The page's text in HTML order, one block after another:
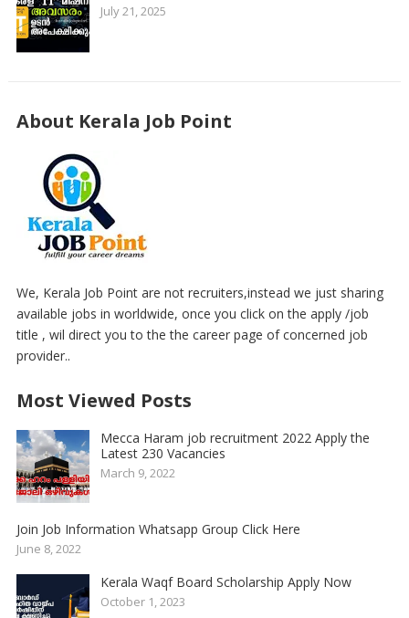
July 21, 2025
About Kerala Job Point
We, Kerala Job Point are not recruiters,instead we just sharing
available jobs in worldwide, once you click on the apply /job
title , wil direct you to the the career page of concerned job
provider..
Most Viewed Posts
Mecca Haram job recruitment 2022 Apply the
Latest 230 Vacancies
March 9, 2022
Join Job Information Whatsapp Group Click Here
June 8, 2022
Kerala Waqf Board Scholarship Apply Now
October 1, 2023